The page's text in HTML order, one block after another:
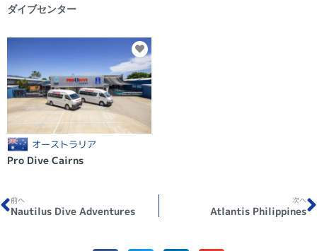
ダイブセンター
オーストラリア
Pro Dive Cairns
前へ
Nautilus Dive Adventures
次へ
Atlantis Philippines